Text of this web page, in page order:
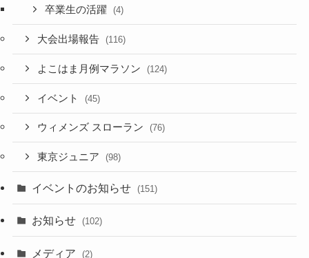
卒業生の活躍 (4)
大会出場報告 (116)
よこはま月例マラソン (124)
イベント (45)
ウィメンズ スローラン (76)
東京ジュニア (98)
イベントのお知らせ (151)
お知らせ (102)
メディア (2)